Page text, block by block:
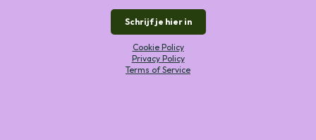
Schrijf je hier in
Cookie Policy
Privacy Policy
Terms of Service